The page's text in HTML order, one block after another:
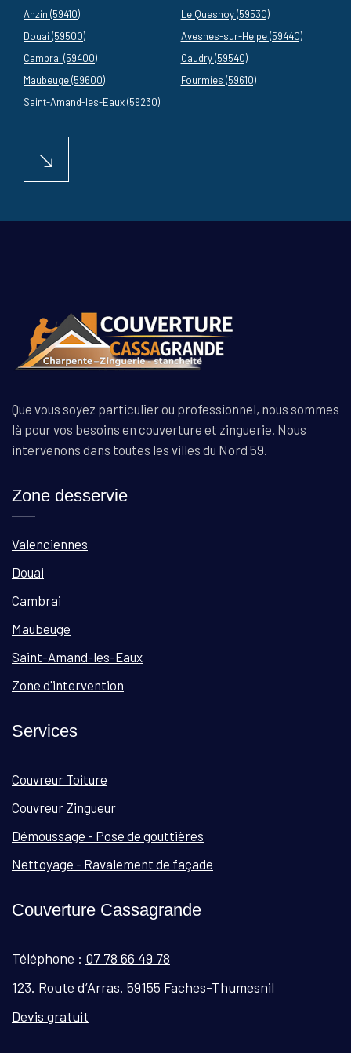
Anzin (59410)
Douai (59500)
Cambrai (59400)
Maubeuge (59600)
Saint-Amand-les-Eaux (59230)
Le Quesnoy (59530)
Avesnes-sur-Helpe (59440)
Caudry (59540)
Fourmies (59610)
Que vous soyez particulier ou professionnel, nous sommes
là pour vos besoins en couverture et zinguerie. Nous
intervenons dans toutes les villes du Nord 59.
Zone desservie
Valenciennes
Douai
Cambrai
Maubeuge
Saint-Amand-les-Eaux
Zone d'intervention
Services
Couvreur Toiture
Couvreur Zingueur
Démoussage - Pose de gouttières
Nettoyage - Ravalement de façade
Couverture Cassagrande
Téléphone : 07 78 66 49 78
123. Route d’Arras. 59155 Faches-Thumesnil
Devis gratuit